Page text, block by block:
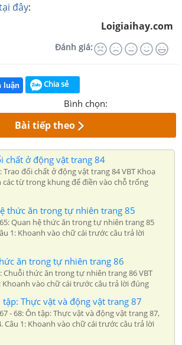
đây:
Loigiaihay.com
Đánh giá:
luận Chia sẻ
Bình chọn:
Bài tiếp theo
chất ở động vật trang 84
Trao đổi chất ở động vật trang 84 VBT Khoa
các từ trong khung để điền vào chỗ trống
thức ăn trong tự nhiên trang 85
65: Quan hệ thức ăn trong tự nhiên trang 85
1: Khoanh vào chữ cái trước câu trả lời
ăn trong tự nhiên trang 86
Chuỗi thức ăn trong tự nhiên trang 86 VBT
Khoanh vào chữ cái trước câu trả lời đúng
Thực vật và động vật trang 87
- 68: Ôn tập: Thực vật và động vật trang 87,
Câu 1: Khoanh vào chữ cái trước câu trả lời